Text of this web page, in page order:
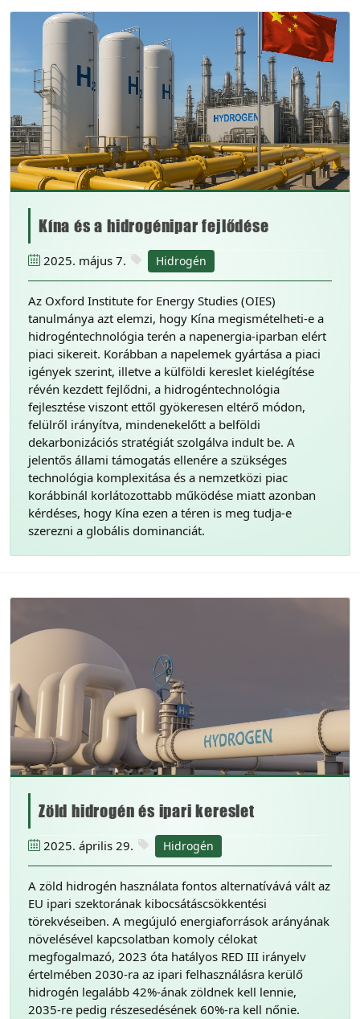
Kína és a hidrogénipar fejlődése
2025. május 7. Hidrogén
Az Oxford Institute for Energy Studies (OIES)
tanulmánya azt elemzi, hogy Kína megismételheti-e a
hidrogéntechnológia terén a napenergia-iparban elért
piaci sikereit. Korábban a napelemek gyártása a piaci
igények szerint, illetve a külföldi kereslet kielégítése
révén kezdett fejlődni, a hidrogéntechnológia
fejlesztése viszont ettől gyökeresen eltérő módon,
felülről irányítva, mindenekelőtt a belföldi
dekarbonizációs stratégiát szolgálva indult be. A
jelentős állami támogatás ellenére a szükséges
technológia komplexitása és a nemzetközi piac
korábbinál korlátozottabb működése miatt azonban
kérdéses, hogy Kína ezen a téren is meg tudja-e
szerezni a globális dominanciát.
Zöld hidrogén és ipari kereslet
2025. április 29. Hidrogén
A zöld hidrogén használata fontos alternatívává vált az
EU ipari szektorának kibocsátáscsökkentési
törekvéseiben. A megújuló energiaforrások arányának
növelésével kapcsolatban komoly célokat
megfogalmazó, 2023 óta hatályos RED III irányelv
értelmében 2030-ra az ipari felhasználásra kerülő
hidrogén legalább 42%-ának zöldnek kell lennie,
2035-re pedig részesedésének 60%-ra kell nőnie.